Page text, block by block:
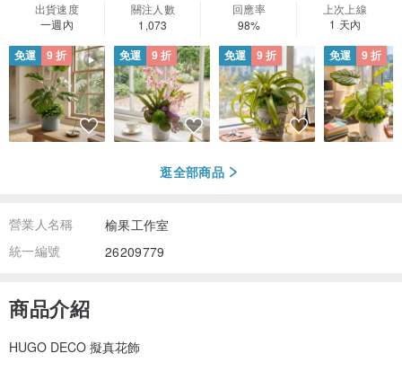
出貨速度
一週內
關注人數
1,073
回應率
98%
上次上線
1 天內
免運 9 折 免運 9 折 免運 9 折 免運 9 折
逛全部商品
營業人名稱
榆果工作室
統一編號
26209779
商品介紹
HUGO DECO 擬真花飾